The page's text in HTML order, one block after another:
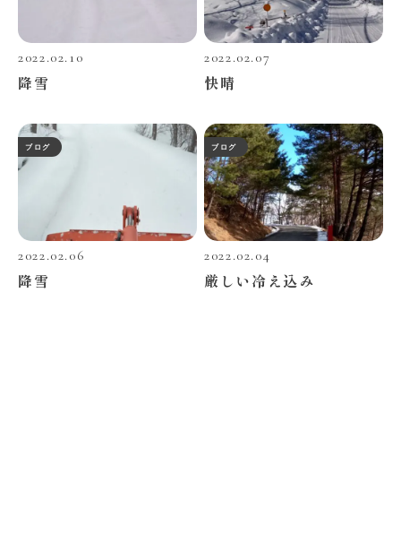
2022.02.10
降雪
2022.02.07
快晴
ブログ
2022.02.06
降雪
ブログ
2022.02.04
厳しい冷え込み